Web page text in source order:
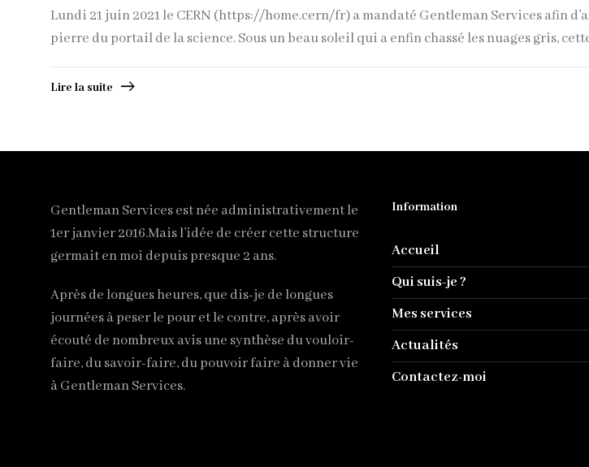
Lundi 21 juin 2021 le CERN (https://home.cern/fr) a mandaté Gentleman Services afin
pierre du portail de la science. Sous un beau soleil qui a enfin chassé les nuages gris,
Lire la suite
Gentleman Services est née administrativement le
1er janvier 2016.Mais l’idée de créer cette structure
germait en moi depuis presque 2 ans.
Après de longues heures, que dis-je de longues
journées à peser le pour et le contre, après avoir
écouté de nombreux avis une synthèse du vouloir-
faire, du savoir-faire, du pouvoir faire à donner vie
à Gentleman Services.
Information
Accueil
Qui suis-je ?
Mes services
Actualités
Contactez-moi